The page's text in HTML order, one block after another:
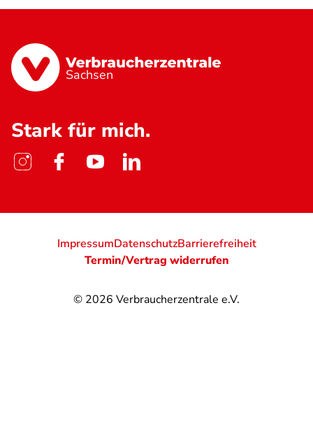
Sachsen
Stark für mich.
© 2026 Verbraucherzentrale e.V.
ImpressumDatenschutzBarrierefreiheit
Termin/Vertrag widerrufen